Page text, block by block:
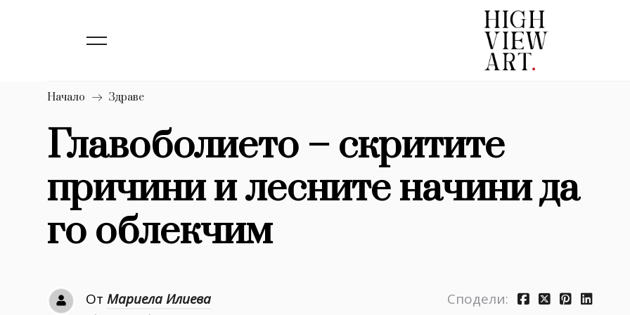
1633
Dialogue
Изкуство
Красота
Дизайн 1272
Книги 1188
30+
1710
Начало Здраве
Главоболието – скритите
причини и лесните начини да
го облекчим
От Мариела Илиева Сподели: